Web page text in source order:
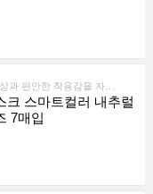
세련된 내추럴 베이지 색상과 편안한 착용감을 자랑하는 프리미엄 일회용 마스크입니다.
크 스마트컬러 내추럴
7매입